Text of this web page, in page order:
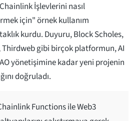
İşlevlerini nasıl
için" örnek kullanım
kurdu. Duyuru, Block Scholes,
Thirdweb gibi birçok platformun, AI
yönetişimine kadar yeni projenin
doğruladı.
Functions ile Web3